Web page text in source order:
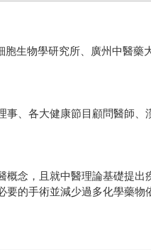
生物學研究所、廣州中醫藥
、各大健康節目顧問醫師、
念，且就中醫理論基礎提出
的手術並減少過多化學藥物